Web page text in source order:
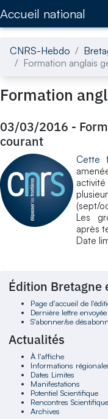
Accueil national
CNRS-Hebdo
Formation anglais
Formation
03/03/2016 -
courant
Cette
(sept/
Les
après
Date
Édition Bretagne
Page d'accueil de
Dernière lettre envoyée
S'abonner/se
Actualités
À l'affiche
Informations
Dates Limites
Manifestations
Potentiel Scientifique
Rencontres
Archives